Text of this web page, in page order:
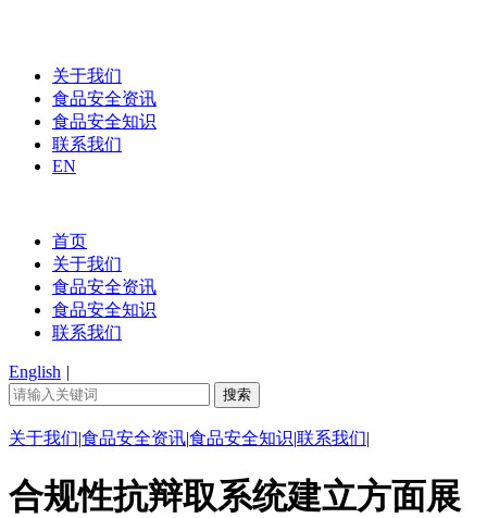
关于我们
食品安全资讯
食品安全知识
联系我们
EN
首页
关于我们
食品安全资讯
食品安全知识
联系我们
English |
关于我们|食品安全资讯|食品安全知识|联系我们|
合规性抗辩取系统建立方面展